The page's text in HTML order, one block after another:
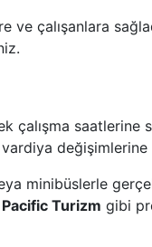
ve çalışanlara
çalışma
minibüslerle
Pacific Turizm gibi